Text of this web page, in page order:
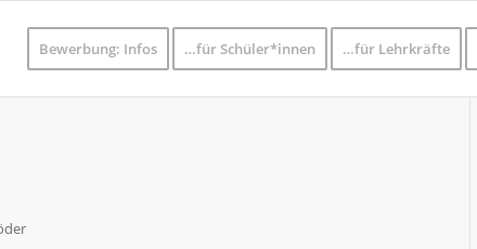
Bewerbung: Infos …für Schüler*innen …für Lehrkräfte